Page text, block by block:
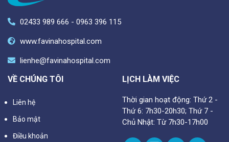
02433 989 666 - 0963 396 115
www.favinahospital.com
lienhe@favinahospital.com
VỀ CHÚNG TÔI
Liên hệ
Bảo mật
Điều khoản
LỊCH LÀM VIỆC
Thời gian hoạt động: Thứ 2 -
Thứ 6: 7h30-20h30; Thứ 7 -
Chủ Nhật: Từ 7h30-17h00